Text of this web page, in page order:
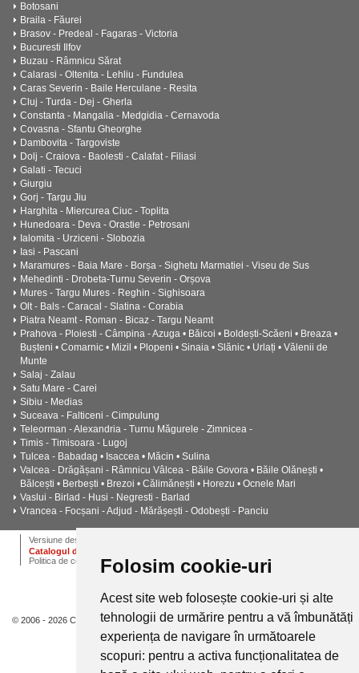
Folosim cookie-uri
Acest site web folosește cookie-uri și alte
tehnologii de urmărire pentru a vă îmbunătăți
experiența de navigare în următoarele
scopuri: pentru a activa funcționalitatea de
Botosani
Braila - Făurei
Brasov - Predeal - Fagaras - Victoria
Bucuresti Ilfov
Buzau - Râmnicu Sărat
Calarasi - Oltenita - Lehliu - Fundulea
Caras Severin - Baile Herculane - Resita
Cluj - Turda - Dej - Gherla
Constanta - Mangalia - Medgidia - Cernavoda
Covasna - Sfantu Gheorghe
Dambovita - Targoviste
Dolj - Craiova - Baolesti - Calafat - Filiasi
Galati - Tecuci
Giurgiu
Gorj - Targu Jiu
Harghita - Miercurea Ciuc - Toplita
Hunedoara - Deva - Orastie - Petrosani
Ialomita - Urziceni - Slobozia
Iasi - Pascani
Maramures - Baia Mare - Borșa - Sighetu Marmatiei - Viseu de Sus
Mehedinti - Drobeta-Turnu Severin - Orșova
Mures - Targu Mures - Reghin - Sighisoara
Olt - Bals - Caracal - Slatina - Corabia
Piatra Neamt - Roman - Bicaz - Targu Neamt
Prahova - Ploiesti - Câmpina - Azuga • Băicoi • Boldești-Scăeni • Breaza •
Bușteni • Comarnic • Mizil • Plopeni • Sinaia • Slănic • Urlați • Vălenii de
Munte
Salaj - Zalau
Satu Mare - Carei
Sibiu - Medias
Suceava - Falticeni - Cimpulung
Teleorman - Alexandria - Turnu Măgurele - Zimnicea -
Timis - Timisoara - Lugoj
Tulcea - Babadag • Isaccea • Măcin • Sulina
Valcea - Drăgășani - Râmnicu Vâlcea - Băile Govora • Băile Olănești •
Bălcești • Berbești • Brezoi • Călimănești • Horezu • Ocnele Mari
Vaslui - Birlad - Husi - Negresti - Barlad
Vrancea - Focșani - Adjud - Mărășești - Odobești - Panciu
Versiune desktop
Catalogul de instalatii termice, ventilatie si climatizare CALOR
Politica de confidentialitate
© 2006 - 2026 Calor.